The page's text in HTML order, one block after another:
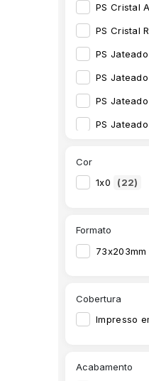
PS Cristal
PS Cristal
PS
PS
PS
PS
Cor
1x0 (22)
Formato
73x203mm
Cobertura
Impresso
Acabamento